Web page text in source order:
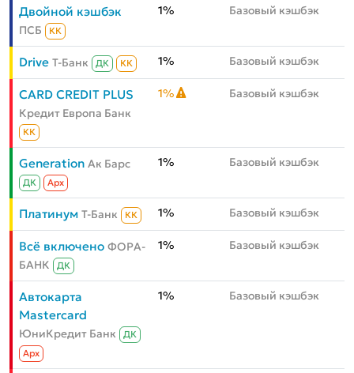
Двойной кэшбэк
ПСБ КК
1% Базовый кэшбэк
Drive Т-Банк ДК КК 1% Базовый кэшбэк
CARD CREDIT PLUS
Кредит Европа Банк
КК
1% Базовый кэшбэк
Generation Ак Барс
ДК Aрх
1% Базовый кэшбэк
Платинум Т-Банк КК 1% Базовый кэшбэк
Всё включено ФОРА-
БАНК
ДК
1% Базовый кэшбэк
Автокарта
Mastercard
ЮниКредит Банк
ДК
Aрх
1% Базовый кэшбэк